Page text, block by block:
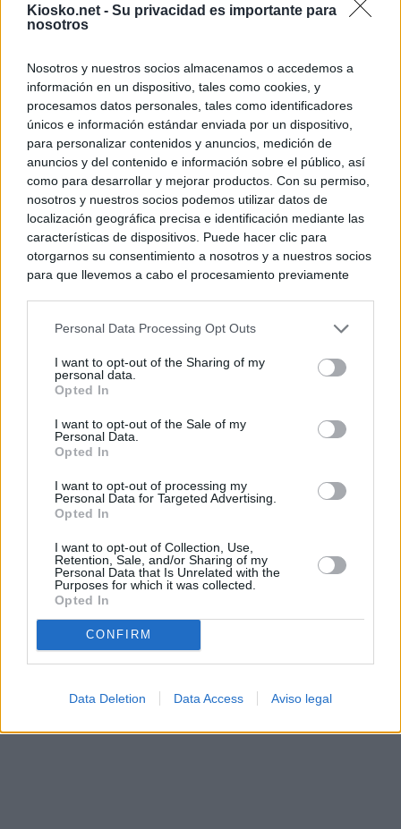
Kiosko.net - Su privacidad es importante para
nosotros
Nosotros y nuestros socios almacenamos o accedemos a
información en un dispositivo, tales como cookies, y
procesamos datos personales, tales como identificadores
únicos e información estándar enviada por un dispositivo,
para personalizar contenidos y anuncios, medición de
anuncios y del contenido e información sobre el público, así
como para desarrollar y mejorar productos. Con su permiso,
nosotros y nuestros socios podemos utilizar datos de
localización geográfica precisa e identificación mediante las
características de dispositivos. Puede hacer clic para
otorgarnos su consentimiento a nosotros y a nuestros socios
para que llevemos a cabo el procesamiento previamente
negar su consentimiento. Tenga en cuenta que algún
de su consentimiento, pero usted tiene el derecho de
rechazar tal procesamiento. Sus preferencias se aplicarán
cualquier momento entrando de nuevo en este sitio web o
visitando nuestra política de privacidad.
Personal Data Processing Opt Outs
I want to opt-out of the Sharing of my
personal data.
Opted In
I want to opt-out of the Sale of my
Personal Data.
Opted In
I want to opt-out of processing my
Personal Data for Targeted Advertising.
Opted In
I want to opt-out of Collection, Use,
Retention, Sale, and/or Sharing of my
Personal Data that Is Unrelated with the
Purposes for which it was collected.
Opted In
CONFIRM
Data Deletion Data Access Aviso legal